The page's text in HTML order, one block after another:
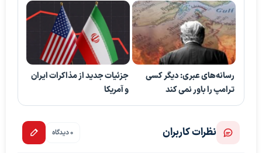
رسانه‌های عبری: دیگر کسی
ترامپ را باور نمی کند
جزئیات جدید از مذاکرات ایران
و آمریکا
نظرات کاربران 0 دیدگاه